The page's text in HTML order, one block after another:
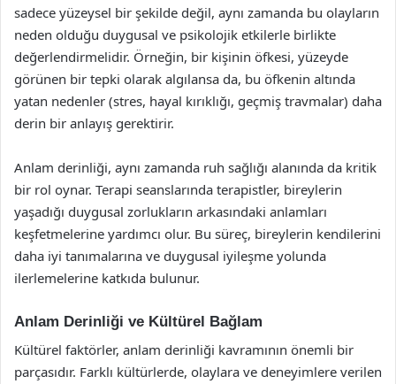
sadece yüzeysel bir şekilde değil, aynı zamanda bu olayların
neden olduğu duygusal ve psikolojik etkilerle birlikte
değerlendirmelidir. Örneğin, bir kişinin öfkesi, yüzeyde
görünen bir tepki olarak algılansa da, bu öfkenin altında
yatan nedenler (stres, hayal kırıklığı, geçmiş travmalar) daha
derin bir anlayış gerektirir.
Anlam derinliği, aynı zamanda ruh sağlığı alanında da kritik
bir rol oynar. Terapi seanslarında terapistler, bireylerin
yaşadığı duygusal zorlukların arkasındaki anlamları
keşfetmelerine yardımcı olur. Bu süreç, bireylerin kendilerini
daha iyi tanımalarına ve duygusal iyileşme yolunda
ilerlemelerine katkıda bulunur.
Anlam Derinliği ve Kültürel Bağlam
Kültürel faktörler, anlam derinliği kavramının önemli bir
parçasıdır. Farklı kültürlerde, olaylara ve deneyimlere verilen